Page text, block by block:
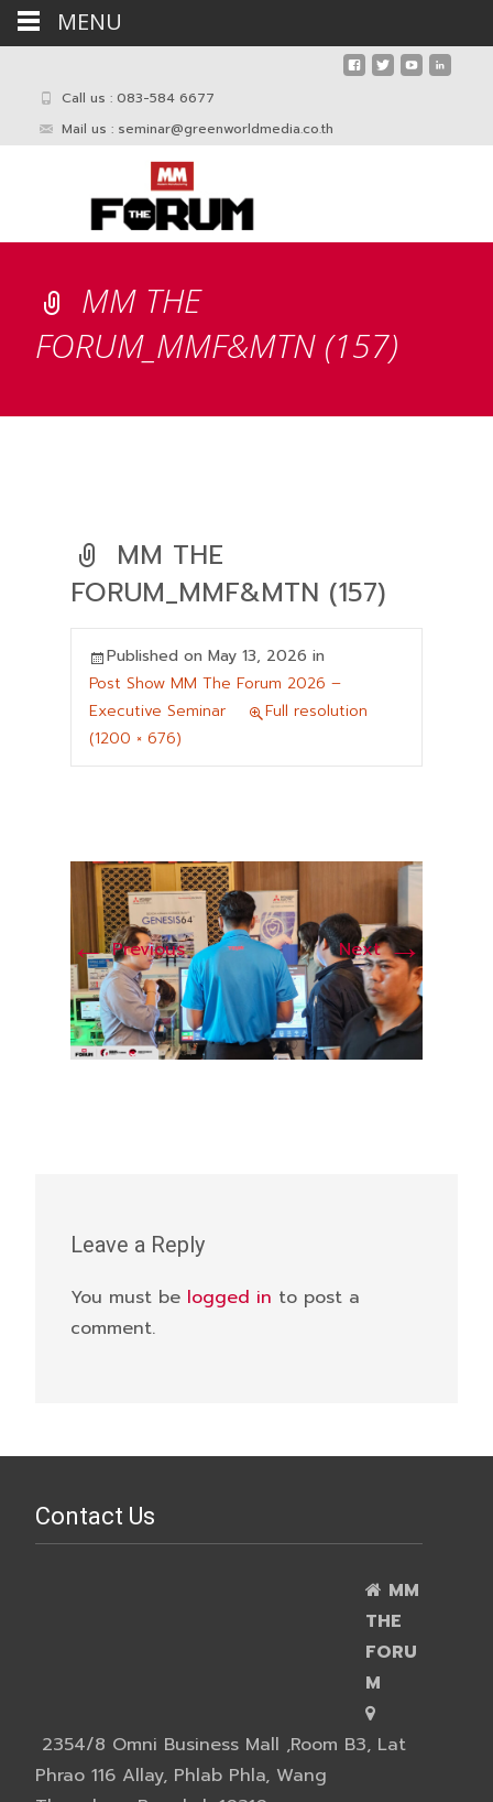
Call us : 083-584 6677
Mail us : seminar@greenworldmedia.co.th
MM THE
FORUM_MMF&MTN (157)
MM THE
FORUM_MMF&MTN (157)
Published on May 13, 2026 in
Post Show MM The Forum 2026 –
Executive Seminar
Full resolution
(1200 × 676)
←Previous Next→
Leave a Reply
You must be logged in to post a
comment.
Contact Us
MM
THE
FORU
M
2354/8 Omni Business Mall ,Room B3, Lat
Phrao 116 Allay, Phlab Phla, Wang
MENU